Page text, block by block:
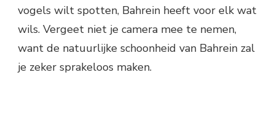
vogels wilt spotten, Bahrein heeft voor elk wat
wils. Vergeet niet je camera mee te nemen,
want de natuurlijke schoonheid van Bahrein zal
je zeker sprakeloos maken.